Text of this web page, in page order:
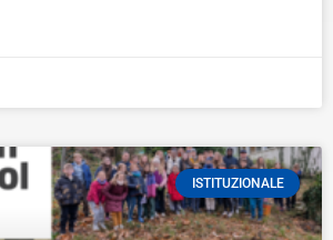
ISTITUZIONALE